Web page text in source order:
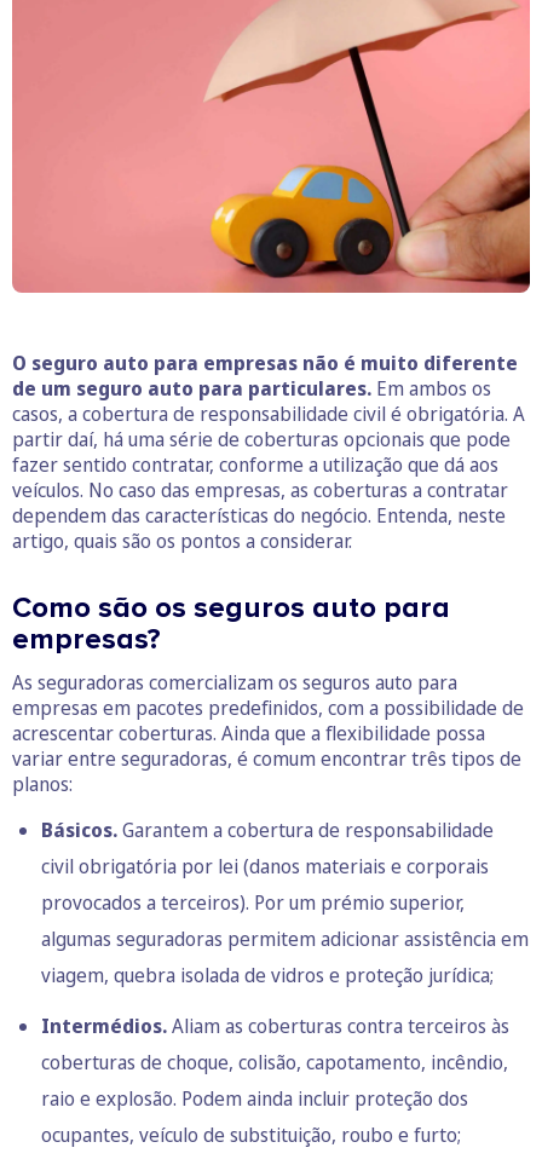
O seguro auto para empresas não é muito diferente
de um seguro auto para particulares. Em ambos os
casos, a cobertura de responsabilidade civil é obrigatória. A
partir daí, há uma série de coberturas opcionais que pode
fazer sentido contratar, conforme a utilização que dá aos
veículos. No caso das empresas, as coberturas a contratar
dependem das características do negócio. Entenda, neste
artigo, quais são os pontos a considerar.
Como são os seguros auto para
empresas?
As seguradoras comercializam os seguros auto para
empresas em pacotes predefinidos, com a possibilidade de
acrescentar coberturas. Ainda que a flexibilidade possa
variar entre seguradoras, é comum encontrar três tipos de
planos:
Básicos.Garantem a cobertura de responsabilidade
civil obrigatória por lei (danos materiais e corporais
provocados a terceiros). Por um prémio superior,
algumas seguradoras permitem adicionar assistência em
viagem, quebra isolada de vidros e proteção jurídica;
Intermédios.Aliam as coberturas contra terceiros às
coberturas de choque, colisão, capotamento, incêndio,
raio e explosão. Podem ainda incluir proteção dos
ocupantes, veículo de substituição, roubo e furto;